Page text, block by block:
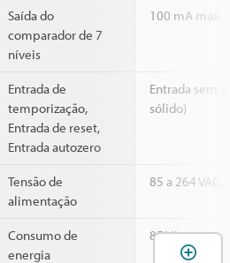
Saída do
comparador de 7
níveis
100 mA máx.
Entrada de
temporização,
Entrada de reset,
Entrada autozero
Entrada sem
sólido)
Tensão de
alimentação
85 a 264 VAC,
Consumo de
energia
85 VA ou